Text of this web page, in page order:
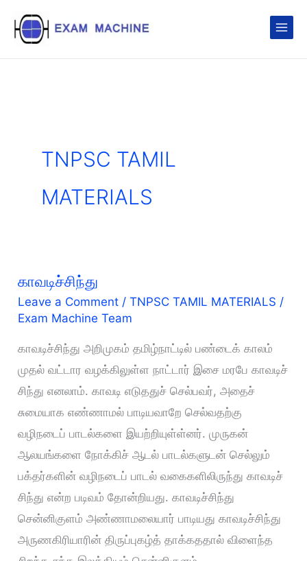
TNPSC TAMIL
MATERIALS
காவடிச்சிந்து
Leave a Comment /TNPSC TAMIL MATERIALS /
Exam Machine Team
காவடிச்சிந்து அறிமுகம் தமிழ்நாட்டில் பண்டைக் காலம்
முதல் வட்டார வழக்கிலுள்ள நாட்டார் இசை மரபே காவடிச்
சிந்து எனலாம். காவடி எடுததுச் செல்பவர், அதைச்
சுமையாக எண்ணாமல் பாடியவாறே செல்வதற்கு
வழிநடைப் பாடல்களை இயற்றியுள்ள்னர். முருகன்
ஆலயங்களை நோக்கிச் ஆடல் பாடல்களுடன் செல்லும்
பக்தர்களின் வழிநடைப் பாடல் வகைகளிலிருந்து காவடிச்
சிந்து என்ற படிவம் தோன்றியது. காவடிச்சிந்து
சென்னிகுளம் அண்ணாமலையார் பாடியது காவடிச்சிந்து
அருணகிரியாரின் திருப்புகழ்த் தாக்கததால் விளைந்த